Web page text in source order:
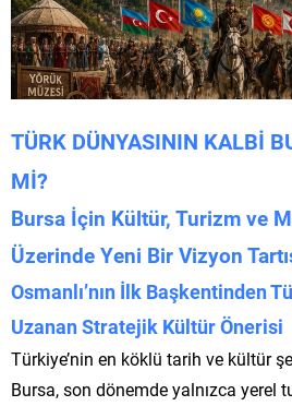
TÜRK DÜNYASININ KALBİ
Mİ?
Bursa İçin Kültür, Turizm ve
Üzerinde Yeni Bir Vizyon
Osmanlı’nın İlk Başkentinden
Uzanan Stratejik Kültür Önerisi
Türkiye’nin en köklü tarih ve kültür
Bursa, son dönemde yalnızca yerel